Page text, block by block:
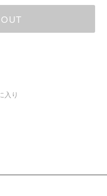
入り